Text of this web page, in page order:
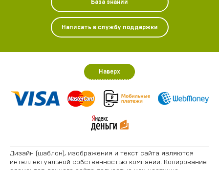
База знаний
Написать в службу поддержки
Наверх
Дизайн (шаблон), изображения и текст сайта являются
интеллектуальной собственностью компании. Копирование